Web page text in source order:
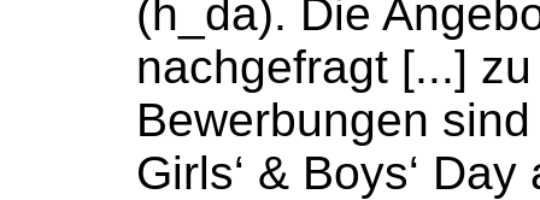
(h_da). Die
nachgefragt [...]
Bewerbungen
Girls‘ & Boys‘